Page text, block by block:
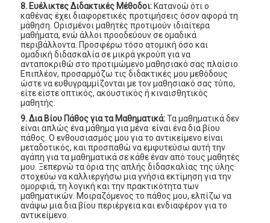
8. Ευέλικτες Διδακτικές Μέθοδοι: Κατανοώ ότι ο
καθένας έχει διαφορετικές προτιμήσεις όσον αφορά τη
μάθηση. Ορισμένοι μαθητές προτιμούν ιδιαίτερα
μαθήματα, ενώ άλλοι προοδεύουν σε ομαδικά
περιβάλλοντα. Προσφέρω τόσο ατομική όσο και
ομαδική διδασκαλία σε μικρά γκρούπ για να
ανταποκριθώ στο προτιμώμενο μαθησιακό σας πλαίσιο.
Επιπλέον, προσαρμόζω τις διδακτικές μου μεθόδους
ώστε να ευθυγραμμίζονται με τον μαθησιακό σας τύπο,
είτε είστε οπτικός, ακουστικός ή κιναισθητικός
μαθητής.
9. Δια Βίου Πάθος για τα Μαθηματικά:Τα μαθηματικά δεν
είναι απλώς ένα μάθημα για μένα· είναι ένα δια βίου
πάθος. Ο ενθουσιασμός μου για το αντικείμενο είναι
μεταδοτικός, και προσπαθώ να εμφυτεύσω αυτή την
αγάπη για τα μαθηματικά σε κάθε έναν από τους μαθητές
μου. Ξεπερνώ τα όρια της απλής διδασκαλίας της ύλης·
στοχεύω να καλλιεργήσω μια γνήσια εκτίμηση για την
ομορφιά, τη λογική και την πρακτικότητα των
μαθηματικών. Μοιραζόμενος το πάθος μου, ελπίζω να
ανάψω μια δια βίου περιέργεια και ενδιαφέρον για το
αντικείμενο.